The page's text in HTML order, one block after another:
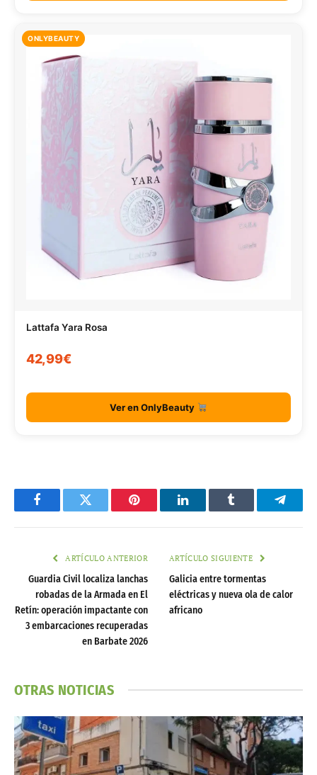
ONLYBEAUTY
Lattafa Yara Rosa
42,99€
Ver en OnlyBeauty
FacebookTwitter Pinterest LinkedInTumblr
ARTÍCULO ANTERIOR
Guardia Civil localiza lanchas
robadas de la Armada en El
Retín: operación impactante con
3 embarcaciones recuperadas
en Barbate 2026
ARTÍCULO SIGUIENTE
Galicia entre tormentas
eléctricas y nueva ola de calor
africano
OTRAS NOTICIAS